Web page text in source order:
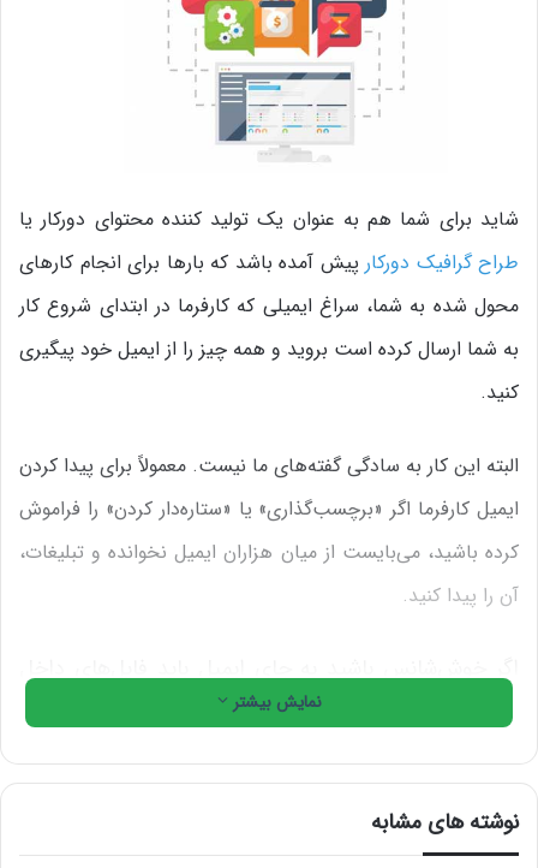
شاید برای شما هم به عنوان یک تولید کننده محتوای دورکار یا
طراح گرافیک دورکار پیش آمده باشد که بارها برای انجام کارهای
محول شده به شما، سراغ ایمیلی که کارفرما در ابتدای شروع کار
به شما ارسال کرده است بروید و همه چیز را از ایمیل خود پیگیری
کنید.
البته این کار به سادگی گفته‌های ما نیست. معمولاً برای پیدا کردن
ایمیل کارفرما اگر «برچسب‌گذاری» یا «ستاره‌دار کردن» را فراموش
کرده باشید، می‌بایست از میان هزاران ایمیل نخوانده و تبلیغات،
آن را پیدا کنید.
پوشه دانلود خود را زیر و رو کنید تا بتوانید اکسل یا فایل
کسانی که تازه وارد دنیای آزادکاری هستند تا زمانی که
نمایش بیشتر
نوشته های مشابه